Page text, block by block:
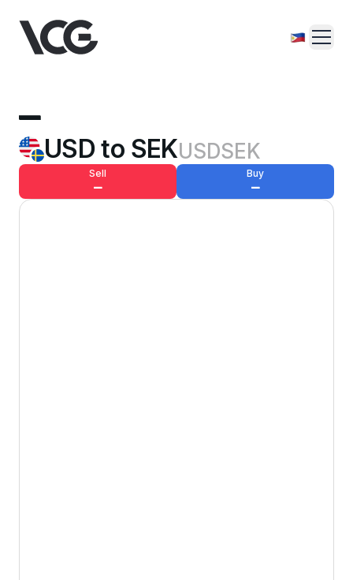
USD to SEKUSDSEK
Sell
—
Buy
—
—